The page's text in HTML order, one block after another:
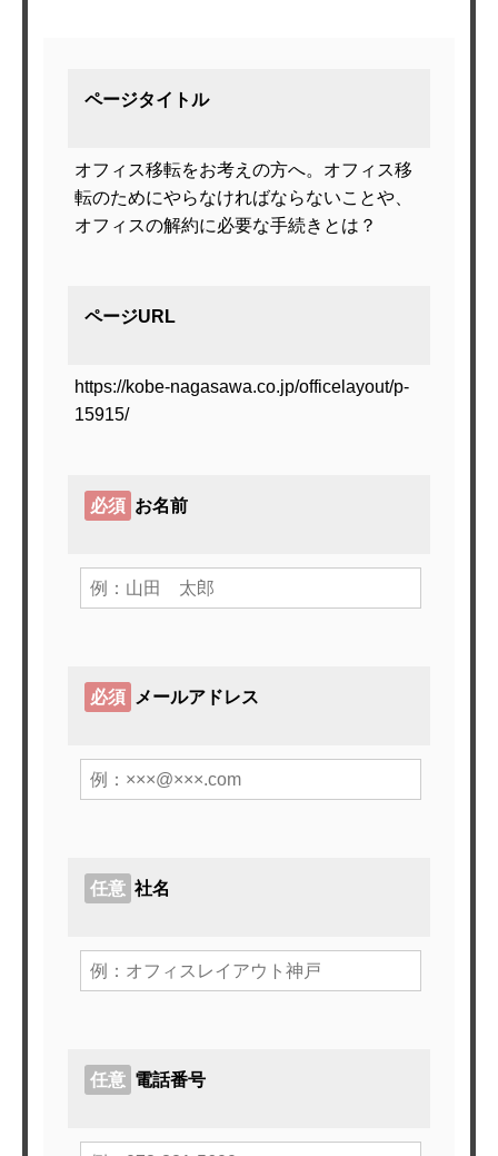
ページタイトル
オフィス移転をお考えの方へ。オフィス移
転のためにやらなければならないことや、
オフィスの解約に必要な手続きとは？
ページURL
https://kobe-nagasawa.co.jp/officelayout/p-
15915/
必須 お名前
必須 メールアドレス
任意 社名
任意 電話番号